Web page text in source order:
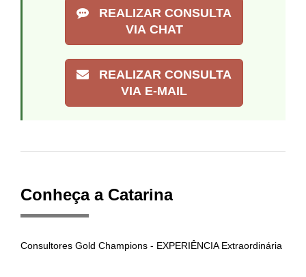
REALIZAR CONSULTA
VIA CHAT
REALIZAR CONSULTA
VIA E-MAIL
Conheça a Catarina
Consultores Gold Champions - EXPERIÊNCIA Extraordinária